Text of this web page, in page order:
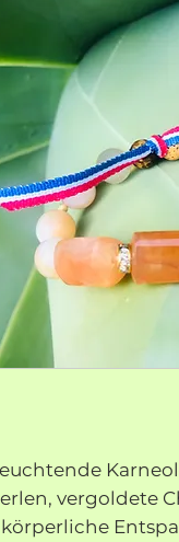
vergoldete